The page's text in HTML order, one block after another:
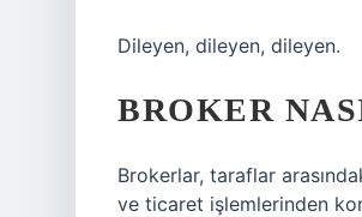
Dileyen, dileyen, dileyen.
BROKER
Brokerlar, taraflar
ve ticaret işlemlerinden